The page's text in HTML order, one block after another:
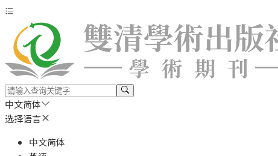
中文简体
选择语言
中文简体